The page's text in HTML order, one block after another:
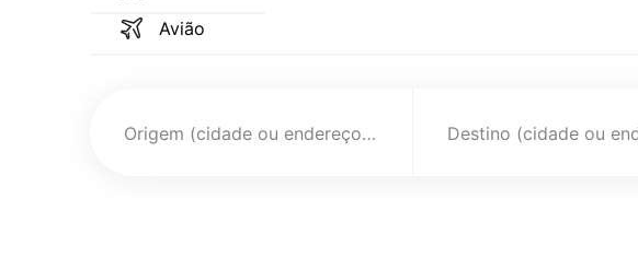
Avião
Origem (cidade ou endereço)